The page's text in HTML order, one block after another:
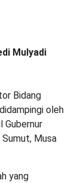
Mulyadi
Bidang
oleh
Gubernur
Musa
yang